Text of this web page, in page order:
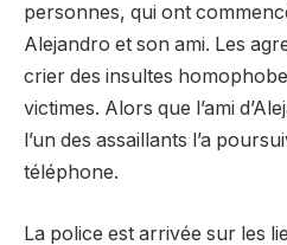
personnes, qui ont
Alejandro et son ami. Les
crier des insultes
victimes. Alors que l’ami
l’un des assaillants l’a
téléphone.
La police est arrivée sur les